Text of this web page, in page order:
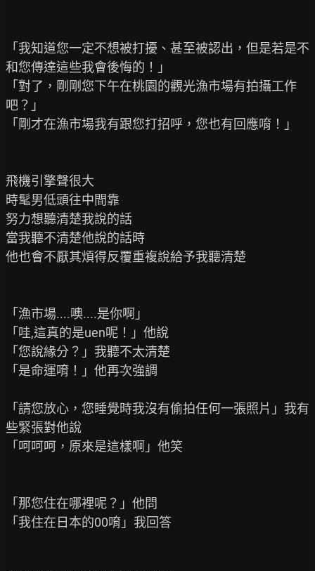
「我知道您一定不想被打擾、甚至被認出，但是若是不
和您傳達這些我會後悔的！」
「對了，剛剛您下午在桃園的觀光漁市場有拍攝工作
吧？」
「剛才在漁市場我有跟您打招呼，您也有回應唷！」
飛機引擎聲很大
時髦男低頭往中間靠
努力想聽清楚我說的話
當我聽不清楚他說的話時
他也會不厭其煩得反覆重複說給予我聽清楚
「漁市場....噢....是你啊」
「哇,這真的是uen呢！」他說
「您說緣分？」我聽不太清楚
「是命運唷！」他再次強調
「請您放心，您睡覺時我沒有偷拍任何一張照片」我有
些緊張對他說
「呵呵呵，原來是這樣啊」他笑
「那您住在哪裡呢？」他問
「我住在日本的00唷」我回答